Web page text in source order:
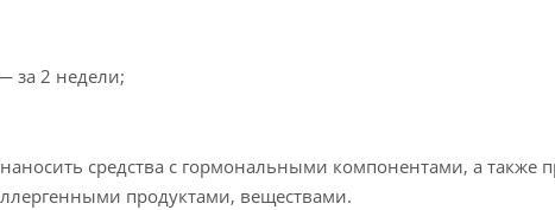
за 2 недели;
средства с гормональными компонентами, а также
продуктами, веществами.